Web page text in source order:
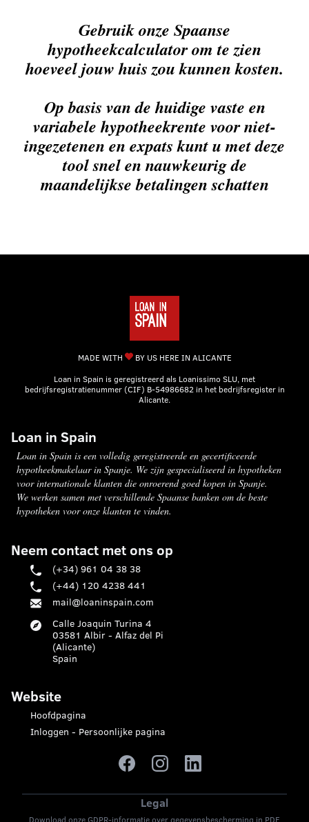
Gebruik onze Spaanse
hypotheekcalculator om te zien
hoeveel jouw huis zou kunnen kosten.
Op basis van de huidige vaste en
variabele hypotheekrente voor niet-
ingezetenen en expats kunt u met deze
tool snel en nauwkeurig de
maandelijkse betalingen schatten
MADE WITH
BY US HERE IN ALICANTE
Loan in Spain is geregistreerd als Loanissimo SLU, met
bedrijfsregistratienummer (CIF) B-54986682 in het bedrijfsregister in
Alicante.
Loan in Spain
Loan in Spain is een volledig geregistreerde en gecertificeerde
hypotheekmakelaar in Spanje. We zijn gespecialiseerd in hypotheken
voor internationale klanten die onroerend goed kopen in Spanje.
We werken samen met verschillende Spaanse banken om de beste
hypotheken voor onze klanten te vinden.
Neem contact met ons op
(+34) 961 04 38 38
(+44) 120 4238 441
mail@loaninspain.com
Calle Joaquin Turina 4
03581 Albir - Alfaz del Pi
(Alicante)
Spain
Website
Hoofdpagina
Inloggen - Persoonlijke pagina
Legal
Download onze GDPR-informatie over gegevensbescherming in PDF